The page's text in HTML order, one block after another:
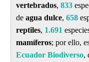
vertebrados, 833
de agua dulce, 658
reptiles, 1.691
mamíferos; por ello,
Ecuador Biodiverso,